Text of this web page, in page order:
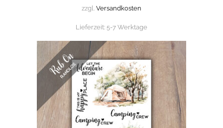
zzgl. Versandkosten
Lieferzeit: 5-7 Werktage